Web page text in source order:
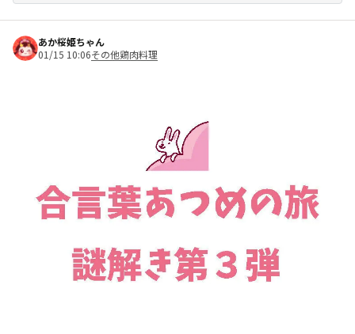
あか桜姫ちゃん
01/15 10:06その他鶏肉料理